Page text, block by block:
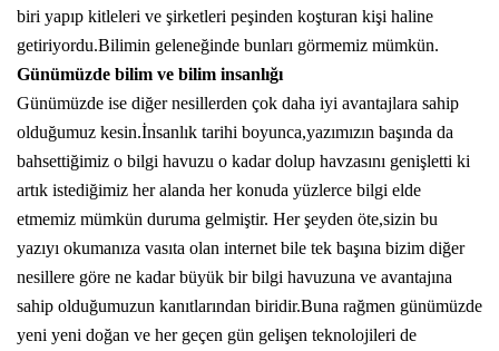
biri yapıp kitleleri ve şirketleri peşinden koşturan kişi haline
getiriyordu.Bilimin geleneğinde bunları görmemiz mümkün.
Günümüzde bilim ve bilim insanlığı
Günümüzde ise diğer nesillerden çok daha iyi avantajlara sahip
olduğumuz kesin.İnsanlık tarihi boyunca,yazımızın başında da
bahsettiğimiz o bilgi havuzu o kadar dolup havzasını genişletti ki
artık istediğimiz her alanda her konuda yüzlerce bilgi elde
etmemiz mümkün duruma gelmiştir. Her şeyden öte,sizin bu
yazıyı okumanıza vasıta olan internet bile tek başına bizim diğer
nesillere göre ne kadar büyük bir bilgi havuzuna ve avantajına
sahip olduğumuzun kanıtlarından biridir.Buna rağmen günümüzde
yeni yeni doğan ve her geçen gün gelişen teknolojileri de